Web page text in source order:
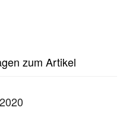
zum Artikel